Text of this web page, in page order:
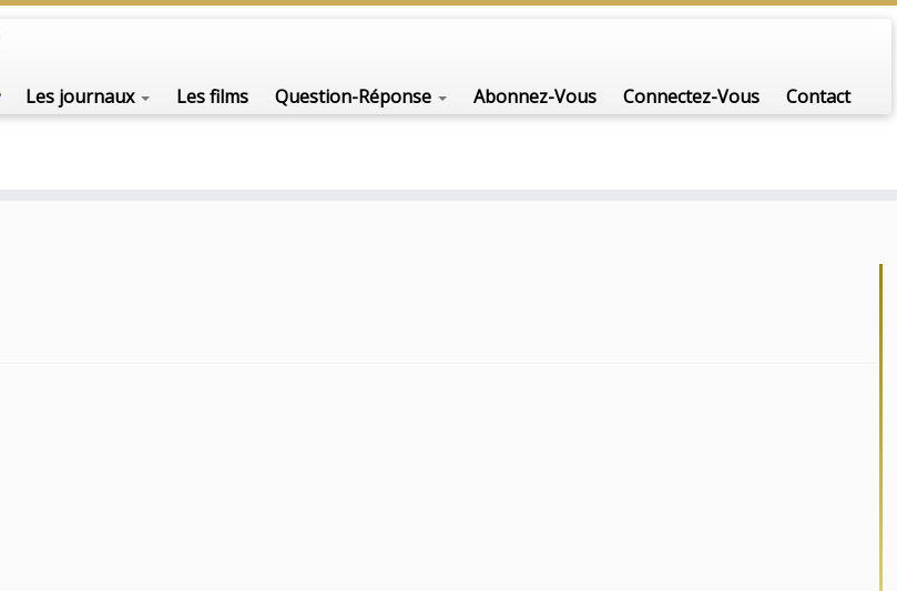
Les journaux Les films Question-Réponse Abonnez-Vous Connectez-Vous Contact